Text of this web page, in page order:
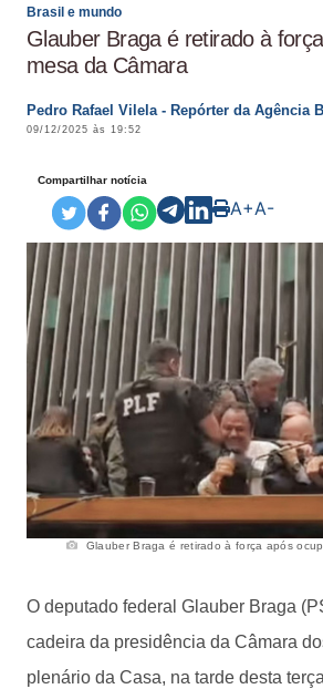
Brasil e mundo
Glauber Braga é retirado à
mesa da Câmara
Pedro Rafael Vilela - Repórter da Agência
09/12/2025 às 19:52
Compartilhar notícia
A+A-
Glauber Braga é retirado à força após
O deputado federal Glauber Braga
cadeira da presidência da Câmara
plenário da Casa, na tarde desta